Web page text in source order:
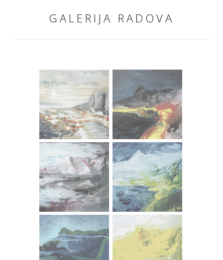
američkog slikarstva, potpunoma afirmirala trenutak i
slučaj – dripping. Razni se, potom, slojevi podslikavanja
kretnja onoga koji doživljava – vozeći se ne pješačeći!
Iluzija fiksiranog trenutka i neumitna brzina promjena
najevidentniji je par odnosa ovih slikarskih kompozicija.
Deskriptivan doživljaj grada, nesrazmjerno umanjen na
slikarskom platnu, biva nadjačan emocionalnim
doživljajem predstavljenim kroz slikarevu akciju šireg polja
zastupljenosti.
Dalibor Prančević
PORTRET
Portret. Jedan od najvažnijih motiva u povijesti umjetnosti
koji dvostrukim sagledavanjem ljudsku glavu - lice
predočava kroz uvriježenu ili karakternu ljepotu.
Prodiranje u osobnost, rušenje ustaljene estetike
GALERIJA RADOVA